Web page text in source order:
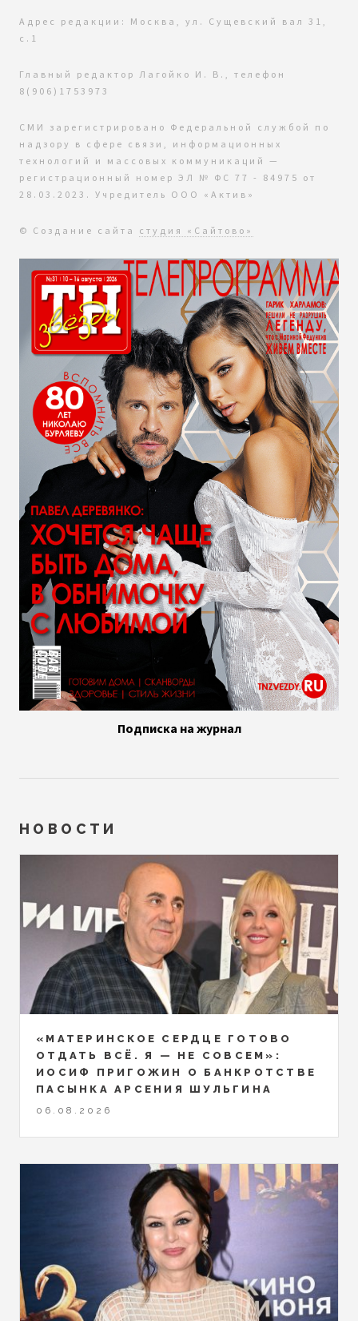
Адрес редакции: Москва, ул. Сущевский вал 31,
с.1
Главный редактор Лагойко И. В., телефон
8(906)1753973
СМИ зарегистрировано Федеральной службой по
надзору в сфере связи, информационных
технологий и массовых коммуникаций —
регистрационный номер ЭЛ № ФС 77 - 84975 от
28.03.2023. Учредитель ООО «Актив»
© Создание сайта студия «Сайтово»
Подписка на журнал
НОВОСТИ
«МАТЕРИНСКОЕ СЕРДЦЕ ГОТОВО
ОТДАТЬ ВСЁ. Я — НЕ СОВСЕМ»:
ИОСИФ ПРИГОЖИН О БАНКРОТСТВЕ
ПАСЫНКА АРСЕНИЯ ШУЛЬГИНА
06.08.2026